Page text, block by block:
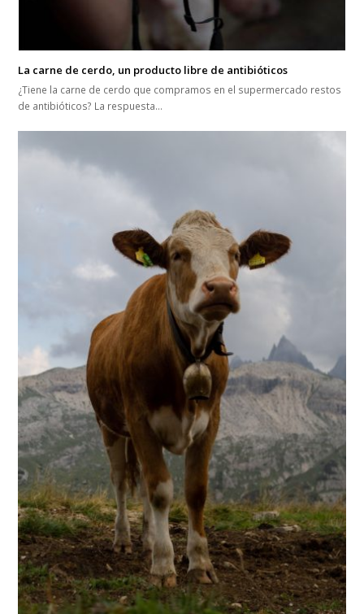
La carne de cerdo, un producto libre de antibióticos
¿Tiene la carne de cerdo que compramos en el supermercado restos
de antibióticos? La respuesta…